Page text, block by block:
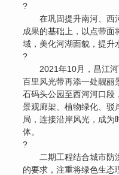
?
在巩固提升南河、西
成果的基础上，以点带面
域，美化河湖面貌，提升
?
2021年10月，昌江河
百里风光带再添一处靓丽
石码头公园至西河河口段
景观廊架、植物绿化、驳
局，连接沿岸风光，成
体。
?
二期工程结合城市防
的要求，注重将绿色生态